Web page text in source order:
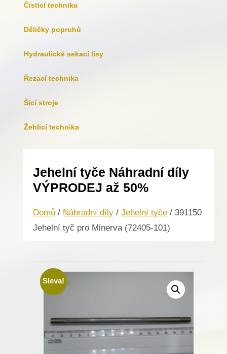
Čisticí technika
Děličky popruhů
Hydraulické sekací lisy
Řezací technika
Šicí stroje
Žehlicí technika
Jehelní tyče Náhradní díly
VÝPRODEJ až 50%
Domů / Náhradní díly / Jehelní tyče / 391150
Jehelní tyč pro Minerva (72405-101)
Sleva!